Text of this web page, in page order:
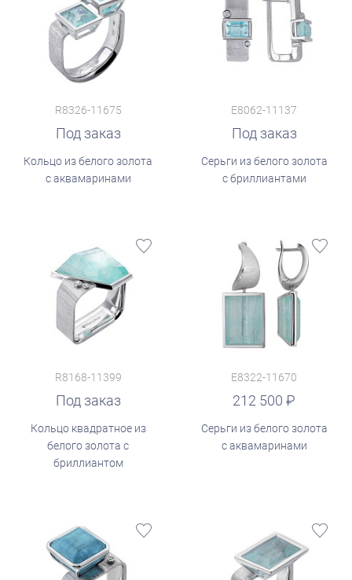
R8326-11675
Под заказ
Кольцо из белого золота
с аквамаринами
E8062-11137
Под заказ
Серьги из белого золота
с бриллиантами
R8168-11399
Под заказ
Кольцо квадратное из
белого золота с
бриллиантом
E8322-11670
212 500
руб.
Серьги из белого золота
с аквамаринами